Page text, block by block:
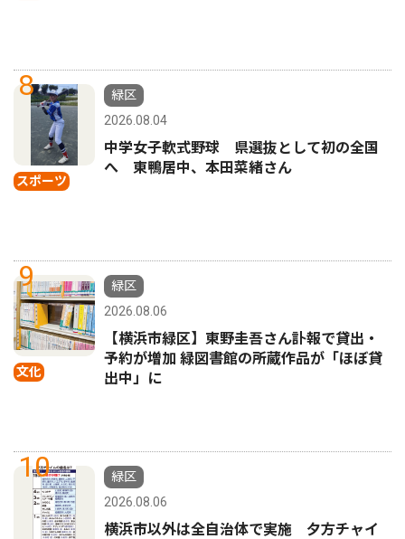
8
スポーツ
緑区
2026.08.04
中学女子軟式野球 県選抜として初の全国
へ 東鴨居中、本田菜緒さん
9
文化
緑区
2026.08.06
【横浜市緑区】東野圭吾さん訃報で貸出・
予約が増加 緑図書館の所蔵作品が「ほぼ貸
出中」に
10
緑区
2026.08.06
横浜市以外は全自治体で実施 夕方チャイ